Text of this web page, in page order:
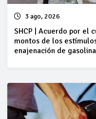
3 ago, 2026
SHCP | Acuerdo por el
montos de los
enajenación de
del 01 al 07 de agosto